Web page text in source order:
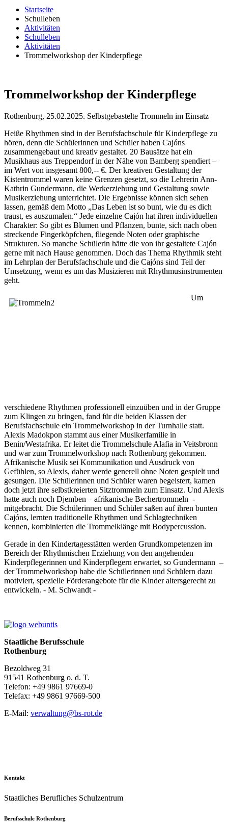
Startseite
Schulleben
Aktivitäten
Schulleben
Aktivitäten
Trommelworkshop der Kinderpflege
Trommelworkshop der Kinderpflege
Rothenburg, 25.02.2025. Selbstgebastelte Trommeln im Einsatz
Heiße Rhythmen sind in der Berufsfachschule für Kinderpflege zu
hören, denn die Schülerinnen und Schüler haben Cajóns
zusammengebaut und kreativ gestaltet. 20 Bausätze hat ein
Musikhaus aus Treppendorf in der Nähe von Bamberg spendiert –
im Wert von insgesamt 800,-- €. Der kreativen Gestaltung der
Kistentrommel waren keine Grenzen gesetzt, so die Lehrerin Ann-
Kathrin Gundermann, die Werkerziehung und Gestaltung sowie
Musikerziehung unterrichtet. Die Ergebnisse können sich sehen
lassen, gemäß dem Motto „Das Leben ist so bunt, wie du es dich
traust, es auszumalen.“ Jede einzelne Cajón hat ihren individuellen
Charakter: So gibt es Blumen und Pflanzen, bunte, sich nach oben
streckende Fingerköpfchen, fliegende Noten oder graphische
Strukturen. So manche Schülerin hätte die von ihr gestaltete Cajón
gerne mit nach Hause genommen. Doch das Thema Rhythmik steht
im Lehrplan der Berufsfachschule und die Cajóns sind Teil der
Umsetzung, wenn es um das Musizieren mit Rhythmusinstrumenten
geht.
Um
verschiedene Rhythmen professionell einzuüben und in der Gruppe
zum Klingen zu bringen, fand für die beiden Klassen der
Berufsfachschule ein Trommelworkshop in der Turnhalle statt.
Alexis Madokpon stammt aus einer Musikerfamilie in
Benin/Westafrika. Er leitet die Trommelschule Alafia in Veitsbronn
und war zum Trommelworkshop nach Rothenburg gekommen.
Afrikanische Musik sei Kommunikation und Ausdruck von
Gefühlen, so Alexis, daher werde generell ohne Noten gespielt und
gesungen. Die Schülerinnen und Schüler waren begeistert, kamen
doch jetzt ihre selbstkreierten Sitztrommeln zum Einsatz. Und Alexis
hatte auch noch Djemben – afrikanische Bechertrommeln -
mitgebracht. Die Schülerinnen und Schüler saßen auf ihren bunten
Cajóns, lernten traditionelle Rhythmen und Schlagtechniken
kennen, kombinierten die Trommelklänge mit Bodypercussion.
Gerade in den Kindertagesstätten werden Grundkompetenzen im
Bereich der Rhythmischen Erziehung von den angehenden
Kinderpflegerinnen und Kinderpflegern erwartet, so Gundermann –
der Trommelworkshop habe die Schülerinnen und Schülern dazu
motiviert, spezielle Förderangebote für die Kinder altersgerecht zu
entwickeln. - M. Schwandt -
Staatliche Berufsschule
Rothenburg
Bezoldweg 31
91541 Rothenburg o. d. T.
Telefon: +49 9861 97669-0
Telefax: +49 9861 97669-500
E-Mail: verwaltung@bs-rot.de
Kontakt
Staatliches Berufliches Schulzentrum
Berufsschule Rothenburg